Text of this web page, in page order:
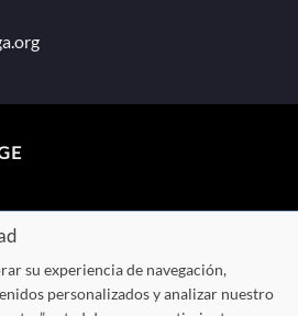
Política de
cookies
Presupuesto
su experiencia de navegación,
personalizados y analizar nuestro